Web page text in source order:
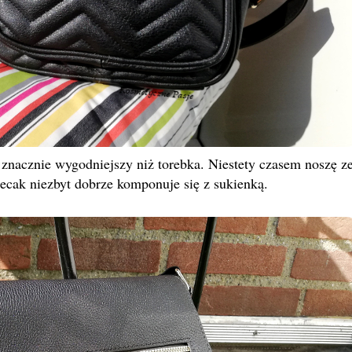
wygodniejszy niż torebka. Niestety czasem noszę
niezbyt dobrze komponuje się z sukienką.